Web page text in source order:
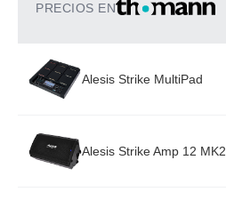
PRECIOS EN
Alesis Strike MultiPad
Alesis Strike Amp 12 MK2